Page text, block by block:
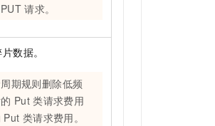
PUT 请求。
数据。
期规则删除低频
Put 类请求费用
Put 类请求费用。